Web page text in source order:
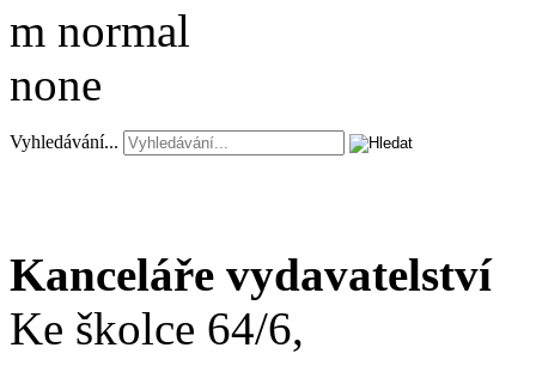
Vyhledávání...
Kanceláře vydavatelství
Ke školce 64/6,